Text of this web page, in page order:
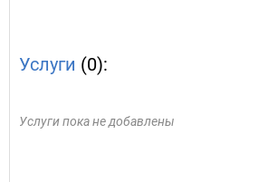
Услуги (0):
Услуги пока не добавлены